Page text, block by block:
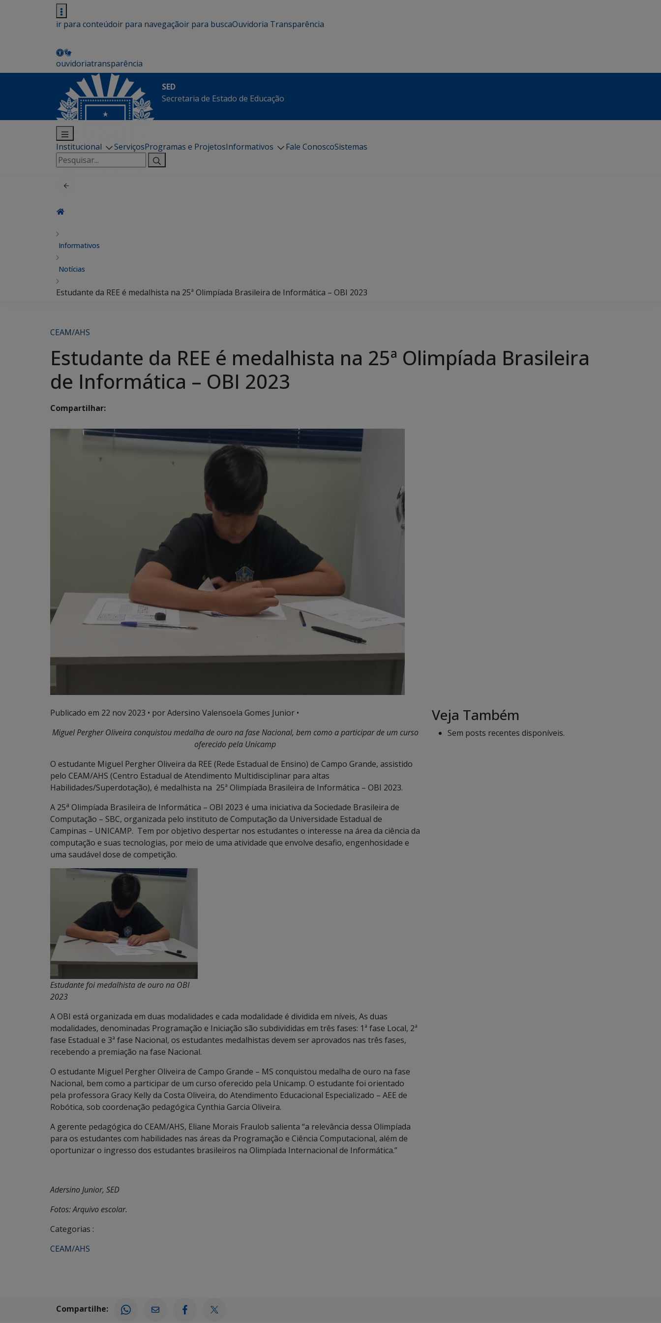
ir para conteúdoir para navegaçãoir para buscaOuvidoria Transparência
ouvidoriatransparência
SED
Secretaria de Estado de Educação
Institucional ServiçosProgramas e ProjetosInformativos Fale ConoscoSistemas
Pesquisar
por:
Informativos
Notícias
Estudante da REE é medalhista na 25ª Olimpíada Brasileira de Informática – OBI 2023
CEAM/AHS
Estudante da REE é medalhista na 25ª Olimpíada Brasileira
de Informática – OBI 2023
Compartilhar:
Publicado em 22 nov 2023 • por Adersino Valensoela Gomes Junior •
Miguel Pergher Oliveira conquistou medalha de ouro na fase Nacional, bem como a participar de um curso
oferecido pela Unicamp
O estudante Miguel Pergher Oliveira da REE (Rede Estadual de Ensino) de Campo Grande, assistido
pelo CEAM/AHS (Centro Estadual de Atendimento Multidisciplinar para altas
Habilidades/Superdotação), é medalhista na 25ª Olimpíada Brasileira de Informática – OBI 2023.
A 25a Olimpíada Brasileira de Informática – OBI 2023 é uma iniciativa da Sociedade Brasileira de
Computação – SBC, organizada pelo instituto de Computação da Universidade Estadual de
Campinas – UNICAMP. Tem por objetivo despertar nos estudantes o interesse na área da ciência da
computação e suas tecnologias, por meio de uma atividade que envolve desafio, engenhosidade e
uma saudável dose de competição.
Estudante foi medalhista de ouro na OBI
2023
A OBI está organizada em duas modalidades e cada modalidade é dividida em níveis, As duas
modalidades, denominadas Programação e Iniciação são subdivididas em três fases: 1ª fase Local, 2ª
fase Estadual e 3ª fase Nacional, os estudantes medalhistas devem ser aprovados nas três fases,
recebendo a premiação na fase Nacional.
O estudante Miguel Pergher Oliveira de Campo Grande – MS conquistou medalha de ouro na fase
Nacional, bem como a participar de um curso oferecido pela Unicamp. O estudante foi orientado
pela professora Gracy Kelly da Costa Oliveira, do Atendimento Educacional Especializado – AEE de
Robótica, sob coordenação pedagógica Cynthia Garcia Oliveira.
A gerente pedagógica do CEAM/AHS, Eliane Morais Fraulob salienta “a relevância dessa Olimpíada
para os estudantes com habilidades nas áreas da Programação e Ciência Computacional, além de
oportunizar o ingresso dos estudantes brasileiros na Olimpíada Internacional de Informática.”
Adersino Junior, SED
Fotos: Arquivo escolar.
Categorias :
CEAM/AHS
Veja Também
Sem posts recentes disponíveis.
Compartilhe: